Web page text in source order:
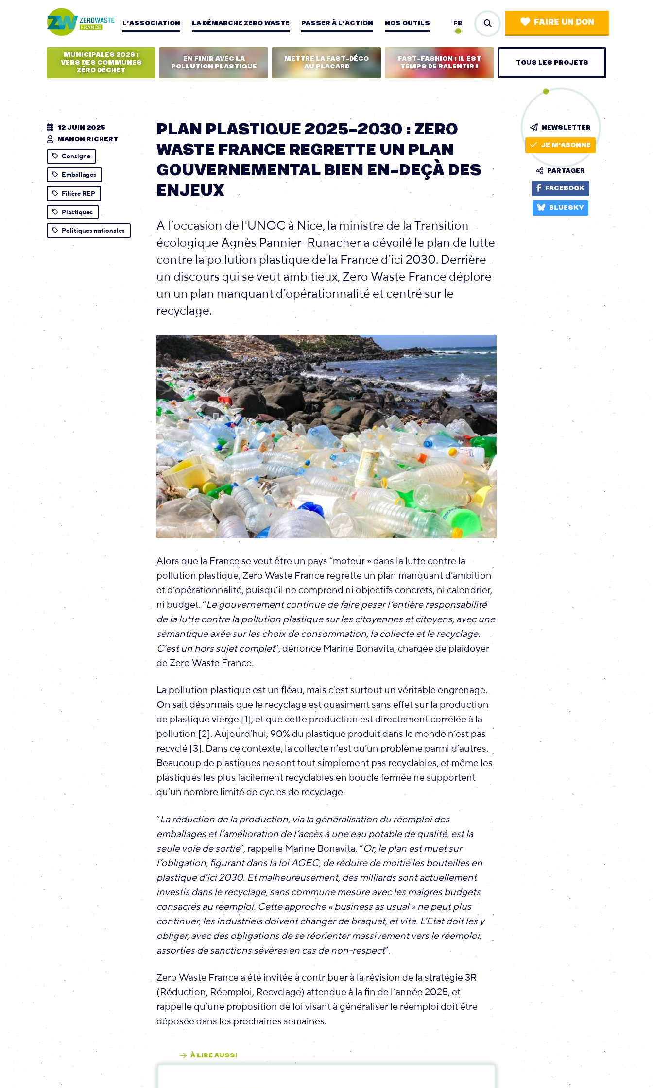
L’ASSOCIATION LA DÉMARCHE ZERO WASTE PASSER À L’ACTION NOS OUTILS FR FAIRE UN DON
MUNICIPALES 2026 :
VERS DES COMMUNES
ZÉRO DÉCHET
EN FINIR AVEC LA
POLLUTION PLASTIQUE
METTRE LA FAST-DÉCO
AU PLACARD
FAST-FASHION : IL EST
TEMPS DE RALENTIR !
TOUS LES PROJETS
12 JUIN 2025
MANON RICHERT
Consigne
Emballages
Filière REP
Plastiques
Politiques nationales
PLAN PLASTIQUE 2025-2030 : ZERO
WASTE FRANCE REGRETTE UN PLAN
GOUVERNEMENTAL BIEN EN-DEÇÀ DES
ENJEUX
A l’occasion de l'UNOC à Nice, la ministre de la Transition
écologique Agnès Pannier-Runacher a dévoilé le plan de lutte
contre la pollution plastique de la France d’ici 2030. Derrière
un discours qui se veut ambitieux, Zero Waste France déplore
un un plan manquant d’opérationnalité et centré sur le
recyclage.
NEWSLETTER
JE M'ABONNE
PARTAGER
FACEBOOK
BLUESKY
Alors que la France se veut être un pays “moteur » dans la lutte contre la
pollution plastique, Zero Waste France regrette un plan manquant d’ambition
et d’opérationnalité, puisqu’il ne comprend ni objectifs concrets, ni calendrier,
ni budget. “Le gouvernement continue de faire peser l’entière responsabilité
de la lutte contre la pollution plastique sur les citoyennes et citoyens, avec une
sémantique axée sur les choix de consommation, la collecte et le recyclage.
C’est un hors sujet complet”, dénonce Marine Bonavita, chargée de plaidoyer
de Zero Waste France.
La pollution plastique est un fléau, mais c’est surtout un véritable engrenage.
On sait désormais que le recyclage est quasiment sans effet sur la production
de plastique vierge [1], et que cette production est directement corrélée à la
pollution [2]. Aujourd’hui, 90% du plastique produit dans le monde n’est pas
recyclé [3]. Dans ce contexte, la collecte n’est qu’un problème parmi d’autres.
Beaucoup de plastiques ne sont tout simplement pas recyclables, et même les
plastiques les plus facilement recyclables en boucle fermée ne supportent
qu’un nombre limité de cycles de recyclage.
“La réduction de la production, via la généralisation du réemploi des
emballages et l’amélioration de l’accès à une eau potable de qualité, est la
seule voie de sortie”, rappelle Marine Bonavita. “Or, le plan est muet sur
l’obligation, figurant dans la loi AGEC, de réduire de moitié les bouteilles en
plastique d’ici 2030. Et malheureusement, des milliards sont actuellement
investis dans le recyclage, sans commune mesure avec les maigres budgets
consacrés au réemploi. Cette approche « business as usual » ne peut plus
continuer, les industriels doivent changer de braquet, et vite. L’Etat doit les y
obliger, avec des obligations de se réorienter massivement vers le réemploi,
assorties de sanctions sévères en cas de non-respect”.
Zero Waste France a été invitée à contribuer à la révision de la stratégie 3R
(Réduction, Réemploi, Recyclage) attendue à la fin de l’année 2025, et
rappelle qu’une proposition de loi visant à généraliser le réemploi doit être
déposée dans les prochaines semaines.
À LIRE AUSSI